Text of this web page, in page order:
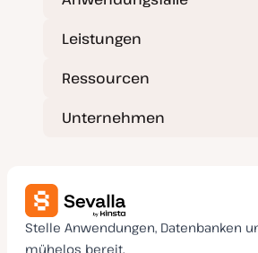
t
Leistungen
Ressourcen
Unternehmen
Stelle Anwendungen, Datenbanken
mühelos bereit.